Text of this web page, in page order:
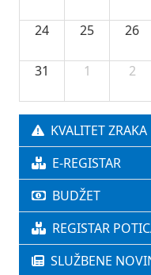
24 25 26
31 1 2
KVALITET ZRAKA
E-REGISTAR
BUDŽET
REGISTAR
SLUŽBENE